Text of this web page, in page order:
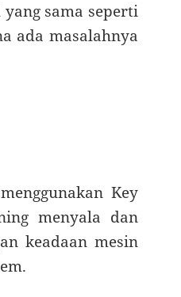
sama seperti
ada masalahnya
Key
menyala dan
keadaan mesin